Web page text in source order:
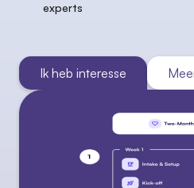
experts
Ik heb interesse